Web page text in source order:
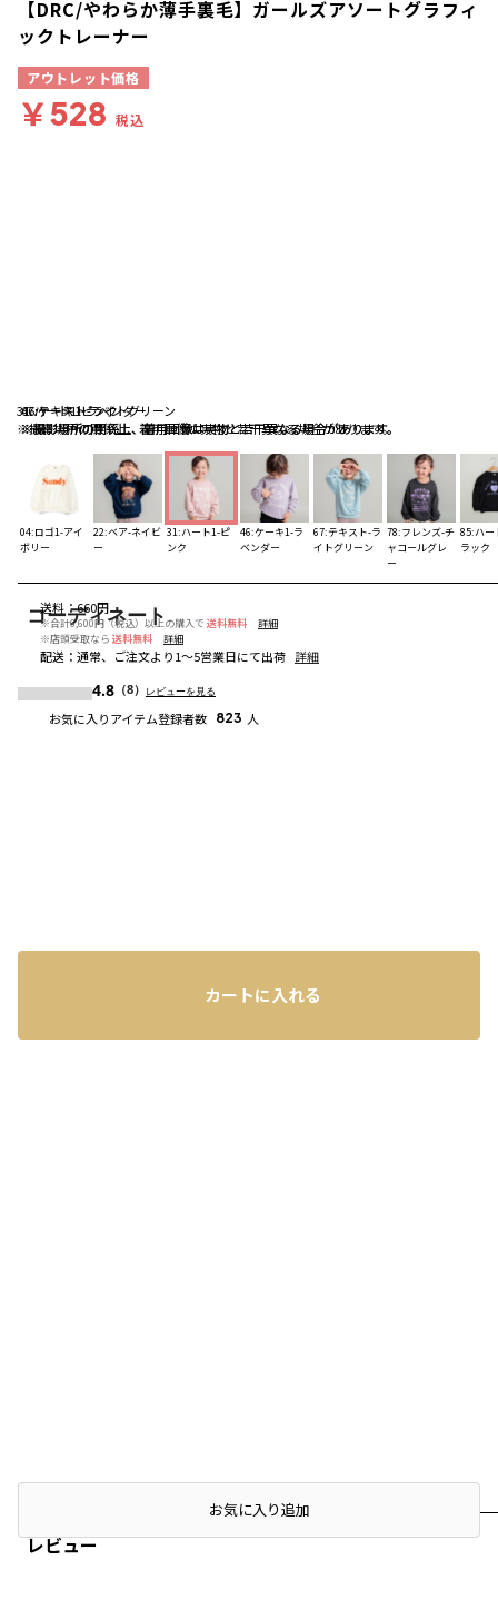
31:ハート1-ピンク
※撮影場所の関係上、着用画像は実物と若干異なる場合があります。
46:ケーキ1-ラベンダー
※撮影場所の関係上、着用画像は実物と若干異なる場合があります。
67:テキスト-ライトグリーン
※撮影場所の関係上、着用画像は実物と若干異なる場合があります。
04:ロゴ1-アイ
ボリー
22:ベア-ネイビ
ー
31:ハート1-ピ
ンク
46:ケーキ1-ラ
ベンダー
67:テキスト-ラ
イトグリーン
78:フレンズ-チ
ャコールグレ
ー
85:ハー
ラック
コーディネート
レビュー
送料 ：660円
※合計6,600円（税込）以上の購入で 送料無料
詳細
※店頭受取なら 送料無料 詳細
配送 ： 通常、ご注文より1～5営業日にて出荷 詳細
4.8 （8） レビューを見る
お気に入りアイテム登録者数 823 人
【DRC/やわらか薄手裏毛】ガールズアソートグラフィ
ックトレーナー
アウトレット価格
￥528 税込
カートに入れる
店頭在庫を確認するお気に入り追加